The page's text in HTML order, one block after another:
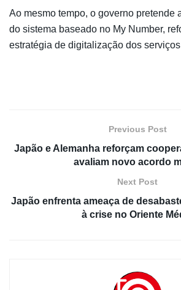
Ao mesmo tempo, o governo pretende
do sistema baseado no My Number,
estratégia de digitalização dos
Previous Post
Japão e Alemanha reforçam
avaliam novo acordo
Next Post
Japão enfrenta ameaça de
à crise no Oriente